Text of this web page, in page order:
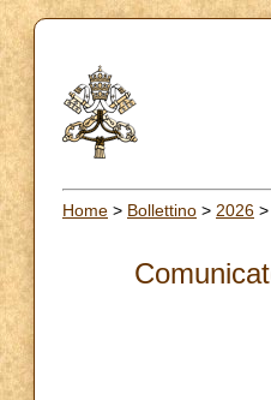
Home > Bollettino > 2026 >